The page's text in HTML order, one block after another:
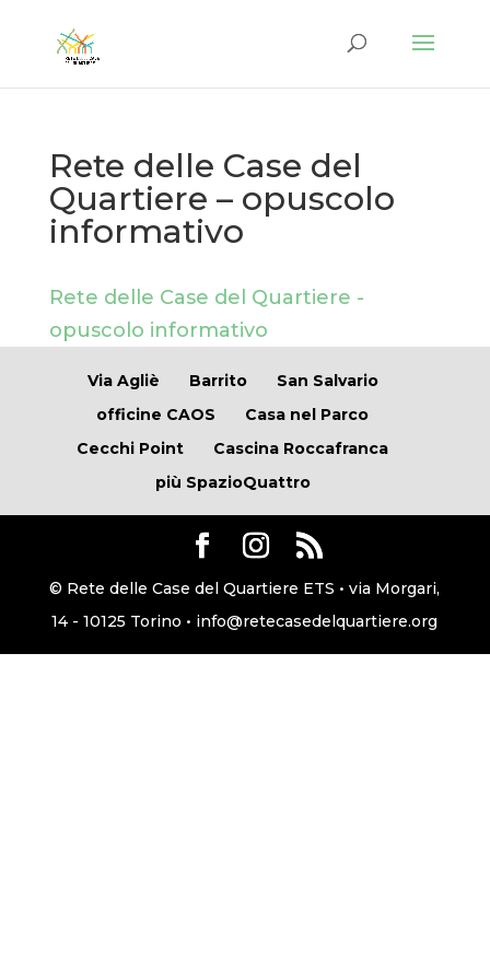
Rete delle Case del
Quartiere – opuscolo
informativo
Rete delle Case del Quartiere -
opuscolo informativo
Via Agliè Barrito
San Salvario
officine CAOS
Casa nel Parco
Cecchi Point
Cascina Roccafranca
più SpazioQuattro
© Rete delle Case del Quartiere ETS • via Morgari,
14 - 10125 Torino • info@retecasedelquartiere.org